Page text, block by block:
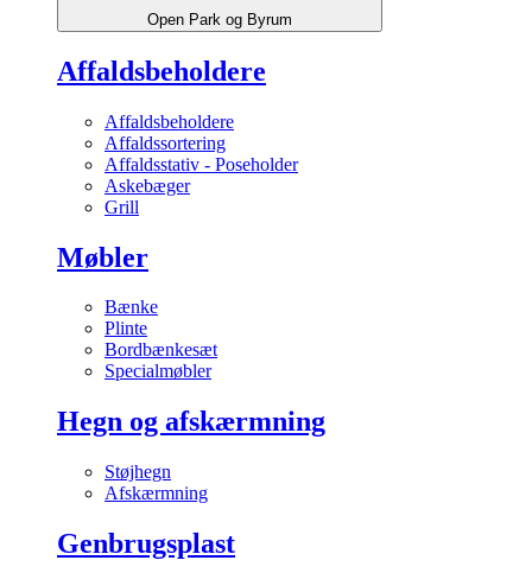
Open Park og Byrum
Affaldsbeholdere
Affaldsbeholdere
Affaldssortering
Affaldsstativ - Poseholder
Askebæger
Grill
Møbler
Bænke
Plinte
Bordbænkesæt
Specialmøbler
Hegn og afskærmning
Støjhegn
Afskærmning
Genbrugsplast